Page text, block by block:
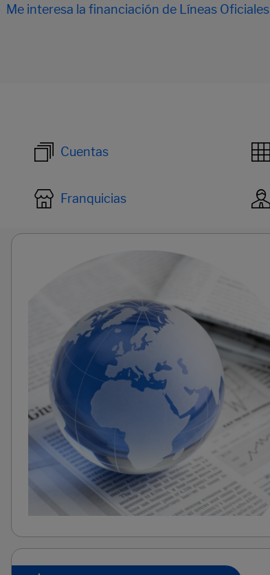
Me interesa la financiación de Líneas Oficiales
Cuentas
Franquicias